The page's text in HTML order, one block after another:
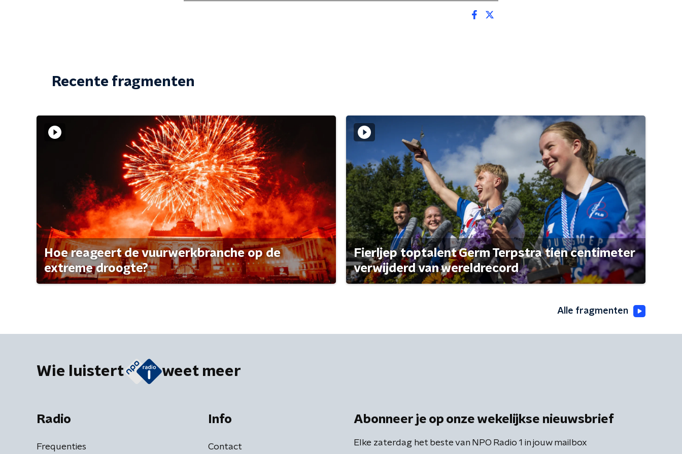
Recente fragmenten
Hoe reageert de vuurwerkbranche op de
extreme droogte?
Fierljep toptalent Germ Terpstra tien centimeter
verwijderd van wereldrecord
Alle fragmenten
Wie luistert weet meer
Radio
Frequenties
Info
Contact
Abonneer je op onze wekelijkse nieuwsbrief
Elke zaterdag het beste van NPO Radio 1 in jouw mailbox